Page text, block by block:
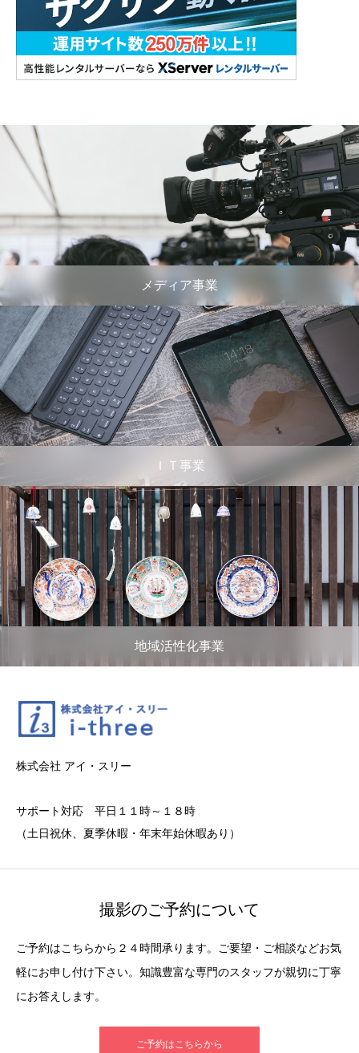
メディア事業
ＩＴ事業
地域活性化事業
株式会社 アイ・スリー
サポート対応 平日１１時～１８時
（土日祝休、夏季休暇・年末年始休暇あり）
撮影のご予約について
ご予約はこちらから２４時間承ります。ご要望・ご相談などお気
軽にお申し付け下さい。知識豊富な専門のスタッフが親切に丁寧
にお答えします。
ご予約はこちらから